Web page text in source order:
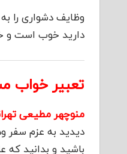
وظایف دشواری را
دارید خوب است و
تعبیر خواب
منوچهر مطیعی
دیدید به عزم سفر
باشید و بدانید